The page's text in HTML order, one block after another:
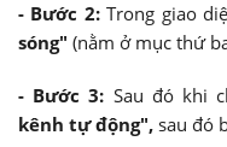
- Bước 2:Trong giao
sóng" (nằm ở mục thứ
- Bước 3: Sau đó khi
kênh tự động", sau đó